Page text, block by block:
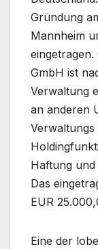
Gründung
Mannheim
GmbH ist
Verwaltung
an anderen
Haftung
Das
EUR
Eine der